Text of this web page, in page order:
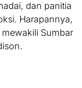
dan panitia
Harapannya,
Sumbar